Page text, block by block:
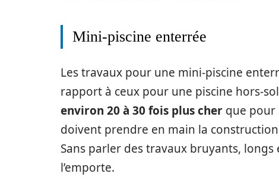
Mini-piscine enterrée
Les travaux pour une mini-piscine
rapport à ceux pour une piscine hors-
environ 20 à 30 fois plus cher que pour
doivent prendre en main la
Sans parler des travaux bruyants, longs
l’emporte.